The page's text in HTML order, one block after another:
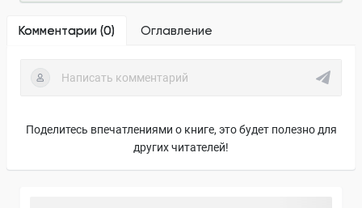
Комментарии (0) Оглавление
Поделитесь впечатлениями о книге, это будет полезно для
других читателей!